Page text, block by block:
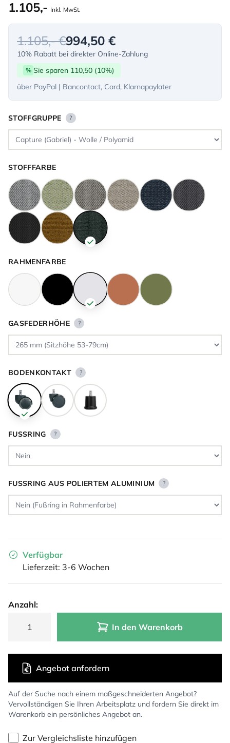
1.105,- Inkl. MwSt.
1.105,- €994,50 €
10% Rabatt bei direkter Online-Zahlung
% Sie sparen 110,50 (10%)
über PayPal | Bancontact, Card, Klarnapaylater
STOFFGRUPPE ?
STOFFFARBE
RAHMENFARBE
GASFEDERHÖHE ?
BODENKONTAKT ?
FUSSRING ?
FUSSRING AUS POLIERTEM ALUMINIUM ?
Verfügbar
Lieferzeit: 3-6 Wochen
Anzahl:
In den Warenkorb
Auf der Suche nach einem maßgeschneiderten Angebot?
Vervollständigen Sie Ihren Arbeitsplatz und fordern Sie direkt im
Warenkorb ein persönliches Angebot an.
Angebot anfordern
Zur Vergleichsliste hinzufügen